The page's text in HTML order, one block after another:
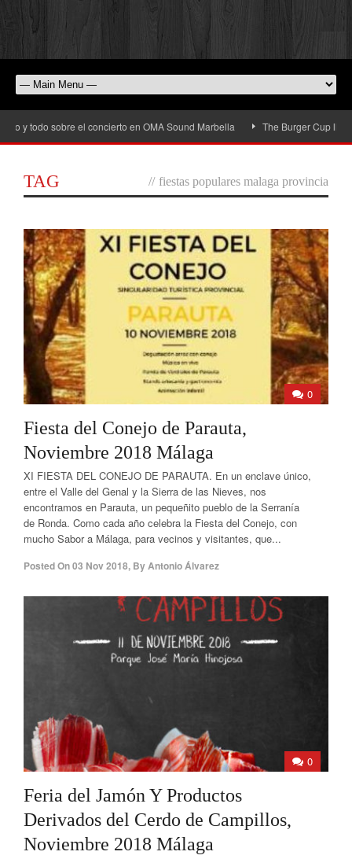
todo sobre el concierto en OMA Sound Marbella The Burger Cup llega a
TAG // fiestas populares malaga provincia
0
Fiesta del Conejo de Parauta,
Noviembre 2018 Málaga
XI FIESTA DEL CONEJO DE PARAUTA. En un enclave único,
entre el Valle del Genal y la Sierra de las Nieves, nos
encontramos en Parauta, un pequeñito pueblo de la Serranía
de Ronda. Como cada año celebra la Fiesta del Conejo, con
mucho Sabor a Málaga, para vecinos y visitantes, que...
Posted On03 Nov 2018, ByAntonio Álvarez
0
Feria del Jamón Y Productos
Derivados del Cerdo de Campillos,
Noviembre 2018 Málaga